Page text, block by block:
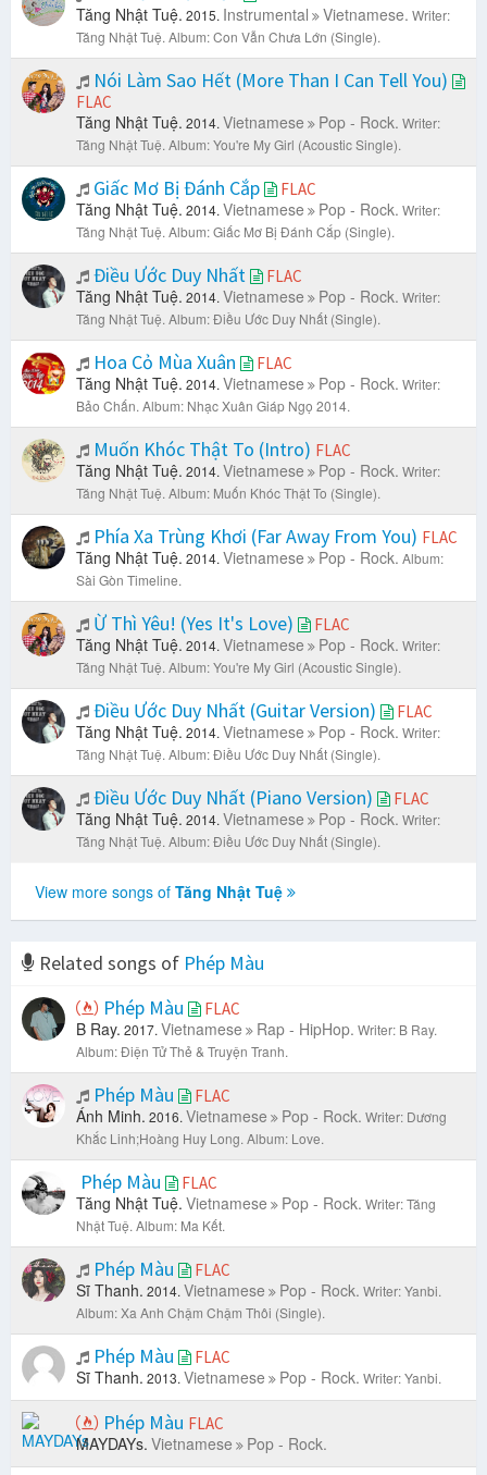
Tăng Nhật Tuệ. 2015. Instrumental Vietnamese. Writer:
Tăng Nhật Tuệ. Album: Con Vẫn Chưa Lớn (Single).
Nói Làm Sao Hết (More Than I Can Tell You)
FLAC
Tăng Nhật Tuệ. 2014. Vietnamese Pop - Rock. Writer:
Tăng Nhật Tuệ. Album: You're My Girl (Acoustic Single).
Giấc Mơ Bị Đánh Cắp FLAC
Tăng Nhật Tuệ. 2014. Vietnamese Pop - Rock. Writer:
Tăng Nhật Tuệ. Album: Giấc Mơ Bị Đánh Cắp (Single).
Điều Ước Duy Nhất FLAC
Tăng Nhật Tuệ. 2014. Vietnamese Pop - Rock. Writer:
Tăng Nhật Tuệ. Album: Điều Ước Duy Nhất (Single).
Hoa Cỏ Mùa Xuân FLAC
Tăng Nhật Tuệ. 2014. Vietnamese Pop - Rock. Writer:
Bảo Chấn. Album: Nhạc Xuân Giáp Ngọ 2014.
Muốn Khóc Thật To (Intro) FLAC
Tăng Nhật Tuệ. 2014. Vietnamese Pop - Rock. Writer:
Tăng Nhật Tuệ. Album: Muốn Khóc Thật To (Single).
Phía Xa Trùng Khơi (Far Away From You) FLAC
Tăng Nhật Tuệ. 2014. Vietnamese Pop - Rock. Album:
Sài Gòn Timeline.
Ừ Thì Yêu! (Yes It's Love) FLAC
Tăng Nhật Tuệ. 2014. Vietnamese Pop - Rock. Writer:
Tăng Nhật Tuệ. Album: You're My Girl (Acoustic Single).
Điều Ước Duy Nhất (Guitar Version) FLAC
Tăng Nhật Tuệ. 2014. Vietnamese Pop - Rock. Writer:
Tăng Nhật Tuệ. Album: Điều Ước Duy Nhất (Single).
Điều Ước Duy Nhất (Piano Version) FLAC
Tăng Nhật Tuệ. 2014. Vietnamese Pop - Rock. Writer:
Tăng Nhật Tuệ. Album: Điều Ước Duy Nhất (Single).
View more songs of Tăng Nhật Tuệ
Related songs of Phép Màu
Phép Màu
FLAC
B Ray. 2017. Vietnamese Rap - HipHop. Writer: B Ray.
Album: Điện Tử Thẻ & Truyện Tranh.
Phép Màu FLAC
Ánh Minh. 2016. Vietnamese Pop - Rock. Writer: Dương
Khắc Linh;Hoàng Huy Long. Album: Love.
Phép Màu FLAC
Tăng Nhật Tuệ. Vietnamese Pop - Rock. Writer: Tăng
Nhật Tuệ. Album: Ma Kết.
Phép Màu FLAC
Sĩ Thanh. 2014. Vietnamese Pop - Rock. Writer: Yanbi.
Album: Xa Anh Chậm Chậm Thôi (Single).
Phép Màu FLAC
Sĩ Thanh. 2013. Vietnamese Pop - Rock. Writer: Yanbi.
Phép Màu FLAC
MAYDAYs. Vietnamese Pop - Rock.